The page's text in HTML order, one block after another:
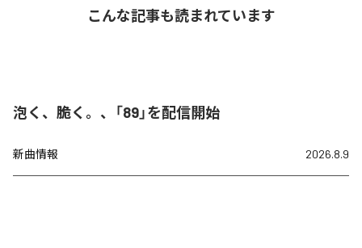
こんな記事も読まれています
泡く、脆く。、「89」を配信開始
新曲情報 2026.8.9